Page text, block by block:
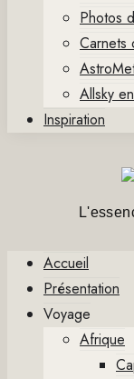
Photos
Carnets
Allsky
Inspiration
Accueil
Présentation
Voyage
Afrique